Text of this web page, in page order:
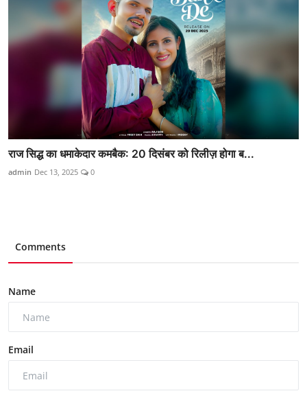
राज सिद्ध का धमाकेदार कमबैक: 20 दिसंबर को रिलीज़ होगा ब...
admin Dec 13, 2025 0
Comments
Name
Email